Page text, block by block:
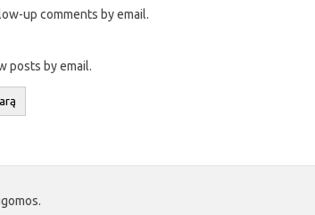
up comments by email.
posts by email.